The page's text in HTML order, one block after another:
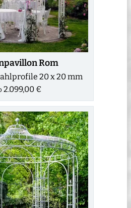
Rom
20 x 20 mm
2.099,00 €